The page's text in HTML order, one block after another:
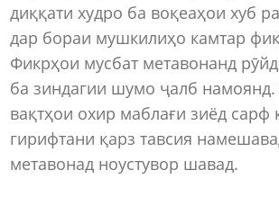
диққати худро ба воқеаҳои хуб
дар бораи мушкилиҳо камтар
Фикрҳои мусбат метавонанд
ба зиндагии шумо ҷалб
вақтҳои охир маблағи зиёд сарф
гирифтани қарз тавсия
метавонад ноустувор шавад.